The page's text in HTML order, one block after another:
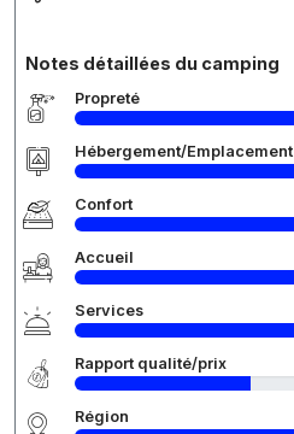
Notes détaillées du camping
Propreté
Hébergement/Emplacement
Confort
Accueil
Services
Rapport qualité/prix
Région